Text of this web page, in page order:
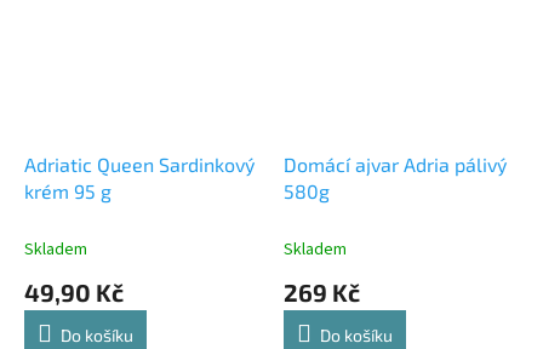
Adriatic Queen Sardinkový
krém 95 g
Skladem
49,90 Kč
Do košíku
Domácí ajvar Adria pálivý
580g
Skladem
269 Kč
Do košíku